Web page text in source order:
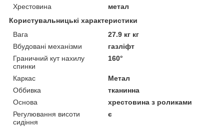
Хрестовина
метал
Користувальницькі характеристики
Вага
27.9 кг кг
Вбудовані механізми
газліфт
Граничний кут нахилу
спинки
160°
Каркас
Метал
Оббивка
тканинна
Основа
хрестовина з роликами
Регулювання висоти
сидіння
є